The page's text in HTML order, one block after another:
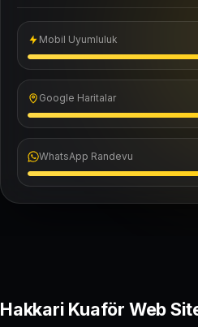
Mobil Uyumluluk
Google Haritalar
WhatsApp Randevu
Hakkari Kuaför Web